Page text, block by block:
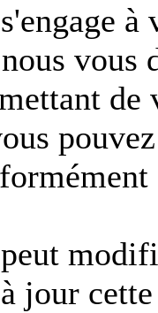
vous
jour